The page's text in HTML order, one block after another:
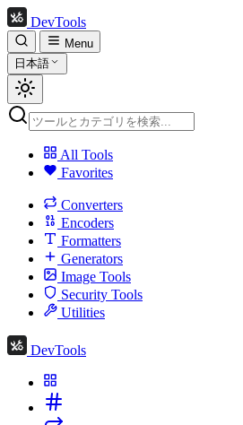
DevTools
Menu
日本語
All Tools
Favorites
Converters
Encoders
Formatters
Generators
Image Tools
Security Tools
Utilities
DevTools